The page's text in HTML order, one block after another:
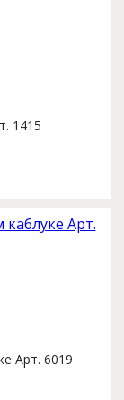
1415
Арт. 6019